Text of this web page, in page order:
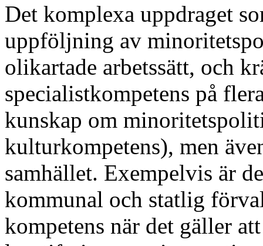
Det komplexa uppdraget
uppföljning av
olikartade arbetssätt, och
specialistkompetens på
kunskap om
kulturkompetens), men
samhället. Exempelvis är
kommunal och statlig
kompetens när det gäller